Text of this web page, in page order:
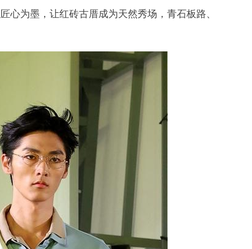
心为墨，让红砖古厝成为天然秀场，青石板路、